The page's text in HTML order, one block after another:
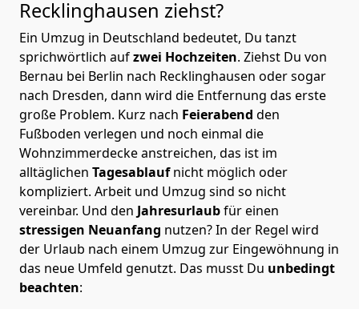
Recklinghausen ziehst?
Ein Umzug in Deutschland bedeutet, Du tanzt
sprichwörtlich aufzwei Hochzeiten. Ziehst Du von
Bernau bei Berlin nach Recklinghausen oder sogar
nach Dresden, dann wird die Entfernung das erste
große Problem. Kurz nach Feierabend den
Fußboden verlegen und noch einmal die
Wohnzimmerdecke anstreichen, das ist im
alltäglichen Tagesablaufnicht möglich oder
kompliziert. Arbeit und Umzug sind so nicht
vereinbar. Und den Jahresurlaubfür einen
stressigen Neuanfang nutzen? In der Regel wird
der Urlaub nach einem Umzug zur Eingewöhnung in
das neue Umfeld genutzt. Das musst Du unbedingt
beachten: